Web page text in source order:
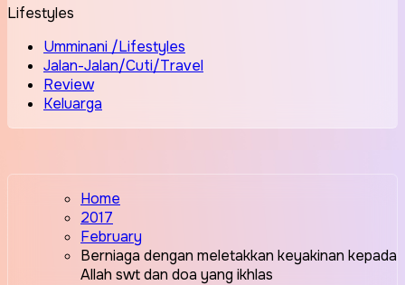
Lifestyles
Umminani /Lifestyles
Jalan-Jalan/Cuti/Travel
Review
Keluarga
Home
2017
February
Berniaga dengan meletakkan keyakinan kepada
Allah swt dan doa yang ikhlas